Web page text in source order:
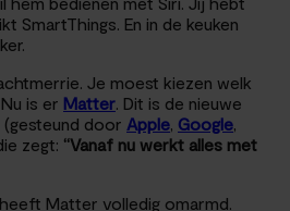
SmartThings. En in de keuken
Je moest kiezen welk
is er Matter. Dit is de nieuwe
door Apple, Google,
zegt: “Vanaf nu werkt alles met
Matter volledig omarmd.